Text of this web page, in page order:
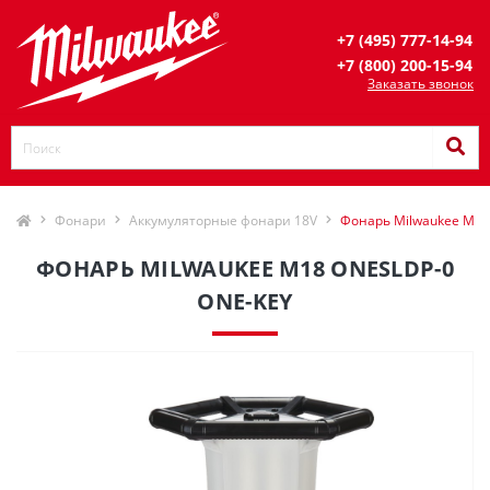
+7 (495) 777-14-94
+7 (800) 200-15-94
Заказать звонок
Фонари Аккумуляторные фонари 18V Фонарь Milwaukee M18
ФОНАРЬ MILWAUKEE M18 ONESLDP-0
ONE-KEY